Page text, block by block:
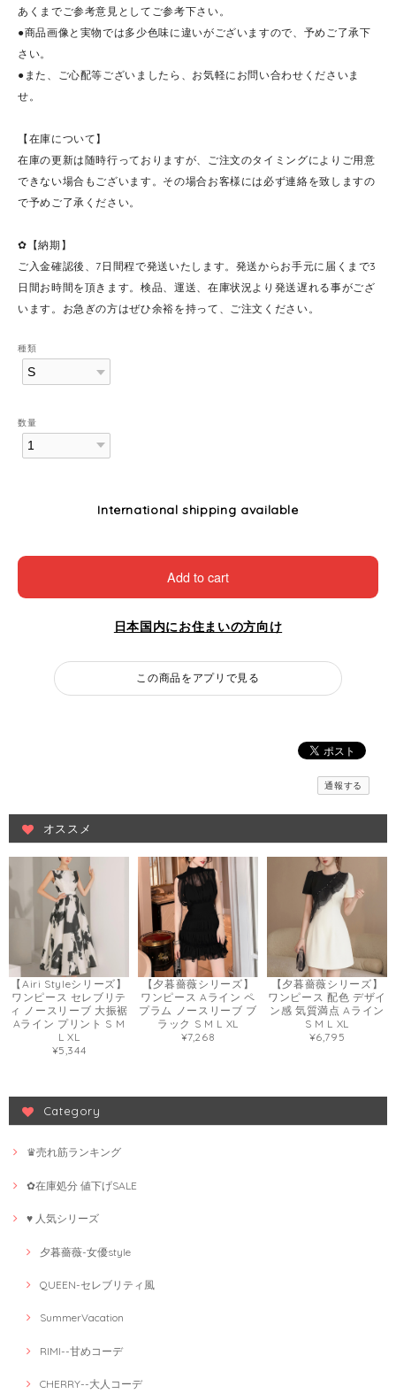
あくまでご参考意見としてご参考下さい。
●商品画像と実物では多少色味に違いがございますので、予めご了承下
さい。
●また、ご心配等ございましたら、お気軽にお問い合わせくださいま
せ。
【在庫について】
在庫の更新は随時行っておりますが、ご注文のタイミングによりご用意
できない場合もございます。その場合お客様には必ず連絡を致しますの
で予めご了承ください。
✿【納期】
ご入金確認後、7日間程で発送いたします。発送からお手元に届くまで3
日間お時間を頂きます。検品、運送、在庫状況より発送遅れる事がござ
います。お急ぎの方はぜひ余裕を持って、ご注文ください。
種類
数量
International shipping available
Add to cart
日本国内にお住まいの方向け
この商品をアプリで見る
通報する
オススメ
【Airi Styleシリーズ】
ワンピース セレブリテ
ィ ノースリーブ 大振裾
Aライン プリント S M
L XL
¥5,344
【夕暮薔薇シリーズ】
ワンピース Aライン ペ
プラム ノースリーブ ブ
ラック S M L XL
¥7,268
【夕暮薔薇シリーズ】
ワンピース 配色 デザイ
ン感 気質満点 Aライン
S M L XL
¥6,795
Category
♛売れ筋ランキング
✿在庫処分 値下げSALE
♥ 人気シリーズ
夕暮薔薇-女優style
QUEEN-セレブリティ風
SummerVacation
RIMI--甘めコーデ
CHERRY--大人コーデ